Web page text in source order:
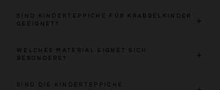
Die Größe sollte sich an Spielbereich, Möbeln und freien
Laufwegen orientieren.
SIND KINDERTEPPICHE FÜR KRABBELKINDER
GEEIGNET?
angenehmen Komfort zum Spielen und Krabbeln.
WELCHES MATERIAL EIGNET SICH
BESONDERS?
SIND DIE KINDERTEPPICHE